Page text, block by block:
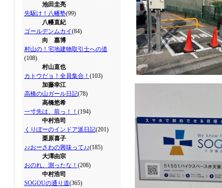
池田圭亮
先駆け！八幡塾(99)
八幡直紀
ゴールデンムカイ(84)
向 嘉博
村山の！宅地建物取引士への道
(108)
村山直也
カトウだョ！全員集合！ (103)
加藤幸江
高橋の山ガール日記(78)
高橋悠希
一寸先は、前っ！！ (194)
中村浩司
くりぼーのインドア派日記(201)
栗原喜子
♪♪おーさわの興味って♪♪(185)
大澤由宗
おのれ、測ったな！ (208)
中村浩司
SOGOUの通り道(365)